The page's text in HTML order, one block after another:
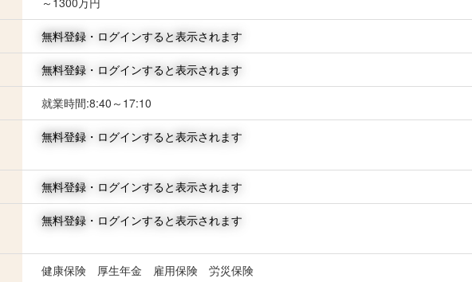
無料登録・ログインすると表示されます
無料登録・ログインすると表示されます
就業時間:8:40～17:10
無料登録・ログインすると表示されます
無料登録・ログインすると表示されます
無料登録・ログインすると表示されます
健康保険 厚生年金 雇用保険 労災保険